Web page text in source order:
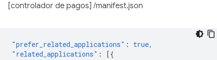
[controlador de pagos] /manifest.json
"prefer_related_applications" : true,
"related_applications" :
[{